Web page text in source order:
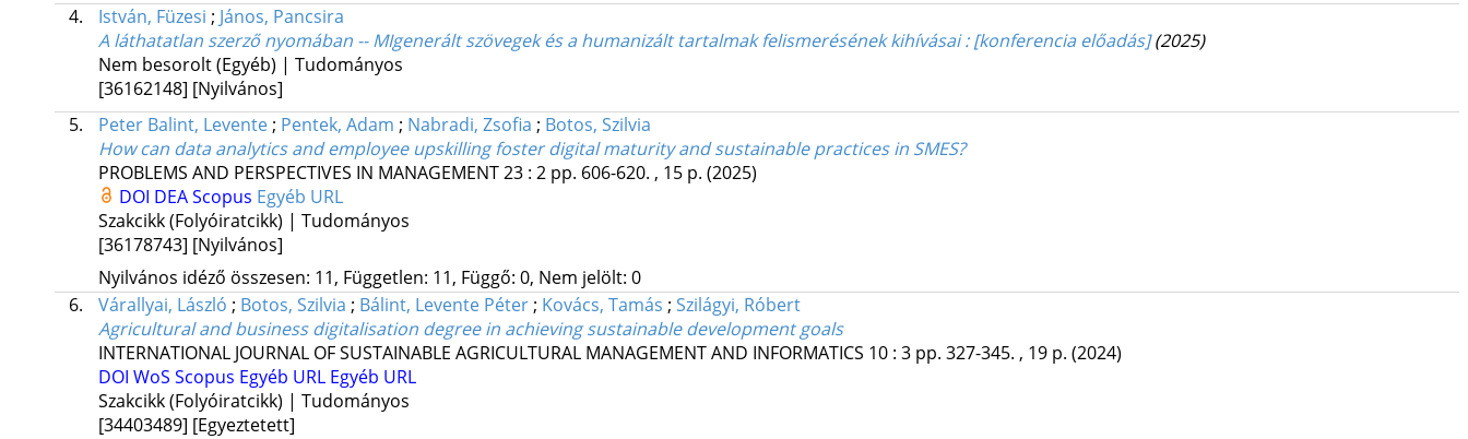
4.
István, Füzesi ; János, Pancsira
A láthatatlan szerző nyomában -- MIgenerált szövegek és a humanizált tartalmak felismerésének kihívásai : [konferencia előadás] (2025)
Nem besorolt (Egyéb) | Tudományos
[36162148] [Nyilvános]
5.
Peter Balint, Levente; Pentek, Adam ; Nabradi, Zsofia ; Botos, Szilvia
How can data analytics and employee upskilling foster digital maturity and sustainable practices in SMES?
PROBLEMS AND PERSPECTIVES IN MANAGEMENT23: 2 pp. 606-620. , 15 p. (2025)
DOI DEAScopus Egyéb URL
Szakcikk (Folyóiratcikk) | Tudományos
[36178743] [Nyilvános]
Nyilvános idéző összesen: 11, Független: 11, Függő: 0, Nem jelölt: 0
6.
Várallyai, László ; Botos, Szilvia ; Bálint, Levente Péter; Kovács, Tamás ; Szilágyi, Róbert
Agricultural and business digitalisation degree in achieving sustainable development goals
INTERNATIONAL JOURNAL OF SUSTAINABLE AGRICULTURAL MANAGEMENT AND INFORMATICS 10: 3 pp. 327-345. , 19 p. (2024)
DOI WoS Scopus Egyéb URL Egyéb URL
Szakcikk (Folyóiratcikk) | Tudományos
[34403489] [Egyeztetett]